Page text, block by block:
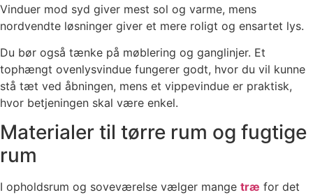
Vinduer mod syd giver mest sol og varme, mens
nordvendte løsninger giver et mere roligt og ensartet lys.
Du bør også tænke på møblering og ganglinjer. Et
tophængt ovenlysvindue fungerer godt, hvor du vil kunne
stå tæt ved åbningen, mens et vippevindue er praktisk,
hvor betjeningen skal være enkel.
Materialer til tørre rum og fugtige
rum
I opholdsrum og soveværelse vælger mange træ for det